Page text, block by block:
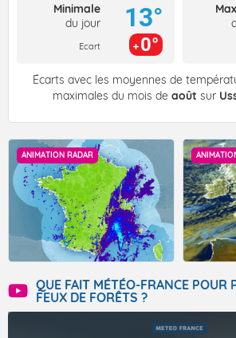
Minimale
du jour
Ecart
13°
0°
Écarts avec les moyennes de
maximales du mois de août sur
ANIMATION RADAR
QUE FAIT MÉTÉO-FRANCE POUR
FEUX DE FORÊTS ?